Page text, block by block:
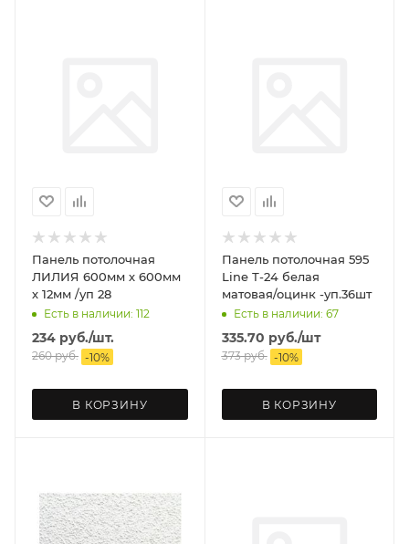
Панель потолочная
ЛИЛИЯ 600мм х 600мм
х 12мм /уп 28
Есть в наличии: 112
234 руб./шт.
260руб. -10%
В КОРЗИНУ
Панель потолочная 595
Line Т-24 белая
матовая/оцинк -уп.36шт
Есть в наличии: 67
335.70 руб./шт
373руб. -10%
В КОРЗИНУ